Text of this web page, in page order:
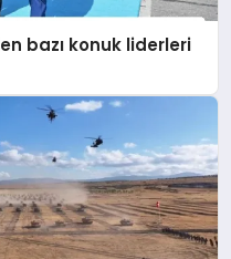
bazı konuk liderleri